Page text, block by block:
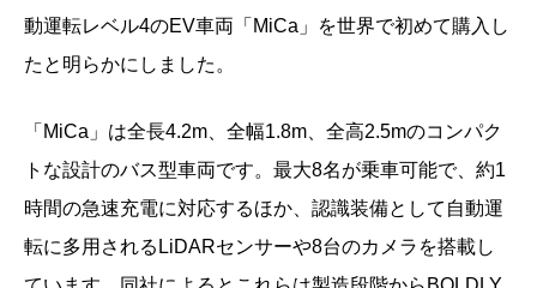
動運転レベル4のEV車両「MiCa」を世界で初めて購入し
たと明らかにしました。
「MiCa」は全長4.2m、全幅1.8m、全高2.5mのコンパク
トな設計のバス型車両です。最大8名が乗車可能で、約1
時間の急速充電に対応するほか、認識装備として自動運
転に多用されるLiDARセンサーや8台のカメラを搭載し